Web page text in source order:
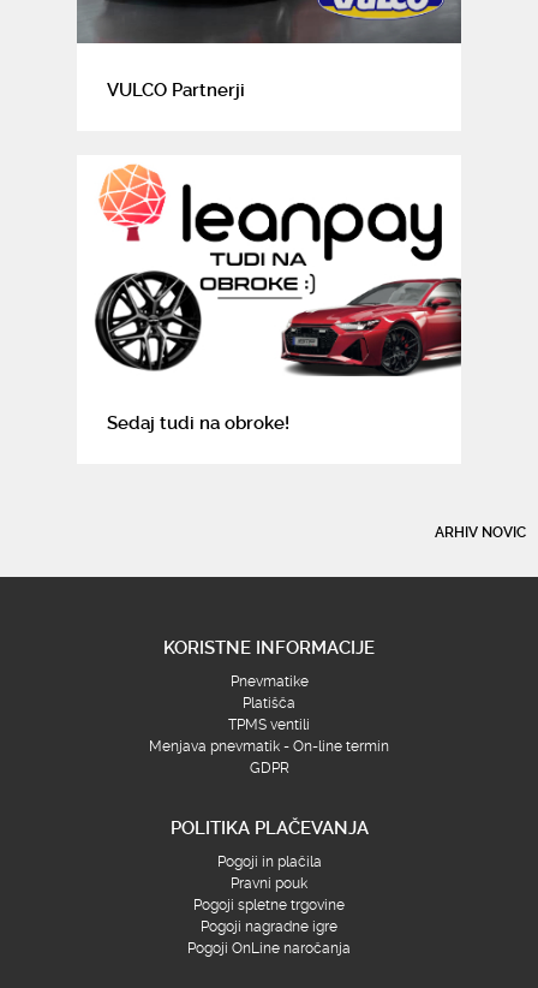
VULCO Partnerji
Sedaj tudi na obroke!
ARHIV NOVIC
KORISTNE INFORMACIJE
Pnevmatike
Platišča
TPMS ventili
Menjava pnevmatik - On-line termin
GDPR
POLITIKA PLAČEVANJA
Pogoji in plačila
Pravni pouk
Pogoji spletne trgovine
Pogoji nagradne igre
Pogoji OnLine naročanja